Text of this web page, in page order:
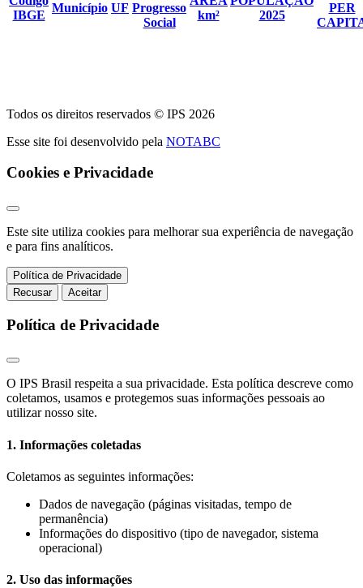
IBGE
Município UF Progresso
Social
km²
2025
PER
Todos os direitos reservados © IPS 2026
Esse site foi desenvolvido pela NOTABC
Cookies e Privacidade
Este site utiliza cookies para melhorar sua experiência de navegação
e para fins analíticos.
Política de Privacidade
Recusar
Aceitar
Política de Privacidade
O IPS Brasil respeita a sua privacidade. Esta política descreve como
coletamos, usamos e protegemos suas informações pessoais ao
utilizar nosso site.
1. Informações coletadas
Coletamos as seguintes informações:
Dados de navegação (páginas visitadas, tempo de
permanência)
Informações do dispositivo (tipo de navegador, sistema
operacional)
2. Uso das informações